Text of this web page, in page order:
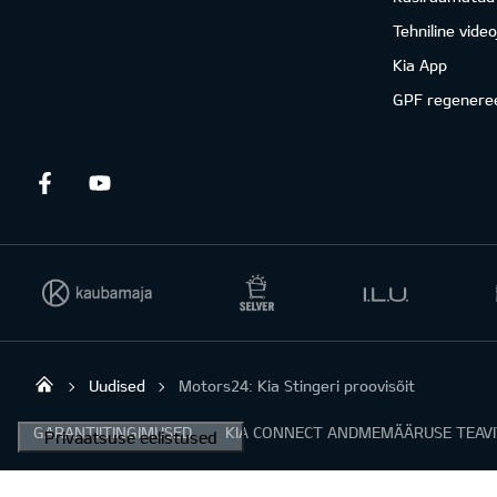
Tehniline
Kia App
GPF
Facebook
Viking Motors - Kia müük, hooldus ja
Uudised Motors24: Kia Stingeri proovisõit
GARANTIITINGIMUSED KIA CONNECT ANDMEMÄÄRUSE